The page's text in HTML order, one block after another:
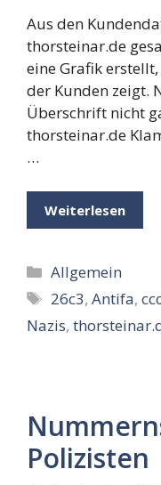
Aus den
thorsteinar.de
eine Grafik
der Kunden zeigt.
Überschrift nicht
thorsteinar.de
…
Weiterlesen
Kategorien
Allgemein
Schlagwörter
26c3,Antifa,
Nazis,
Polizisten